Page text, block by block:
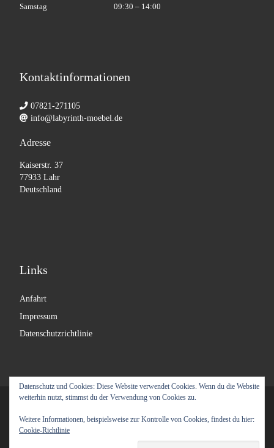
Samstag
09:30 – 14:00
Kontaktinformationen
07821-271105
info@labyrinth-moebel.de
Adresse
Kaiserstr. 37
77933 Lahr
Deutschland
Links
Anfahrt
Impressum
Datenschutzrichtlinie
Präsentiert vonWP– Entworfen mit demCustomizr-Theme
Datenschutz und Cookies: Diese Website verwendet Cookies. Wenn du die Website
weiterhin nutzt, stimmst du der Verwendung von Cookies zu.
Weitere Informationen, beispielsweise zur Kontrolle von Cookies, findest du hier:
Cookie-Richtlinie